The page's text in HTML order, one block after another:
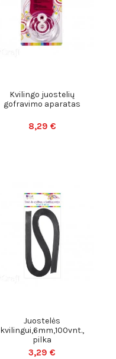
Kvilingo juostelių
gofravimo aparatas
8,29 €
Juostelės
kvilingui,6mm,100vnt.,
pilka
3,29 €